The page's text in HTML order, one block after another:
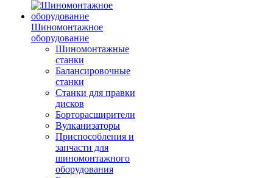
Шиномонтажное
оборудование
Шиномонтажные
станки
Балансировочные
станки
Станки для правки
дисков
Борторасширители
Вулканизаторы
Приспособления и
запчасти для
шиномонтажного
оборудования